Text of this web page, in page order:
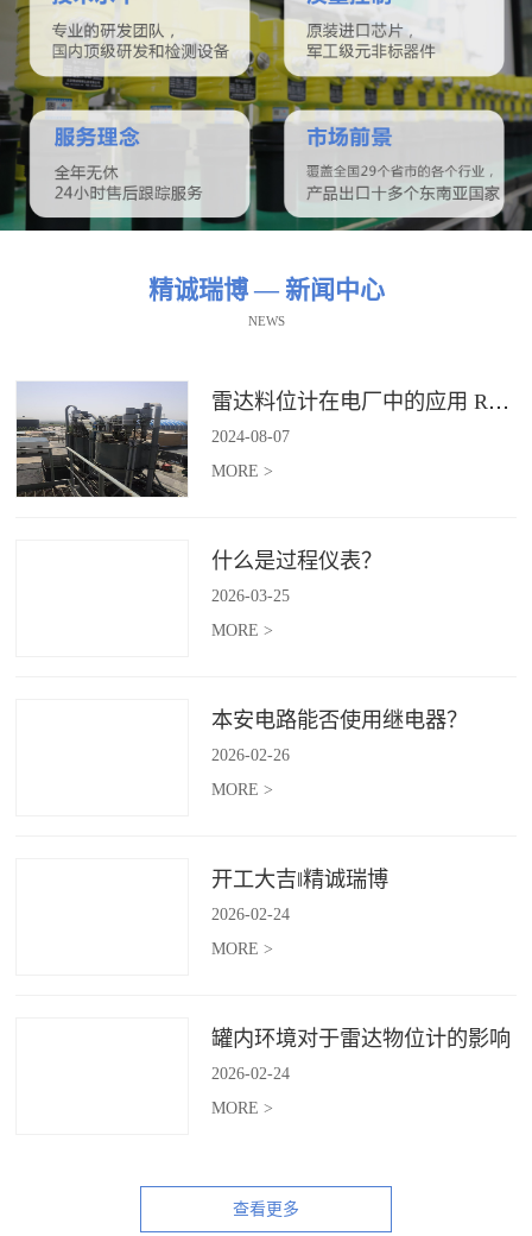
精诚瑞博 — 新闻中心
NEWS
雷达料位计在电厂中的应用 RBRDZB-71-6-C
2024-08-07
MORE >
什么是过程仪表？
2026-03-25
MORE >
本安电路能否使用继电器？
2026-02-26
MORE >
开工大吉‖精诚瑞博
2026-02-24
MORE >
罐内环境对于雷达物位计的影响
2026-02-24
MORE >
查看更多